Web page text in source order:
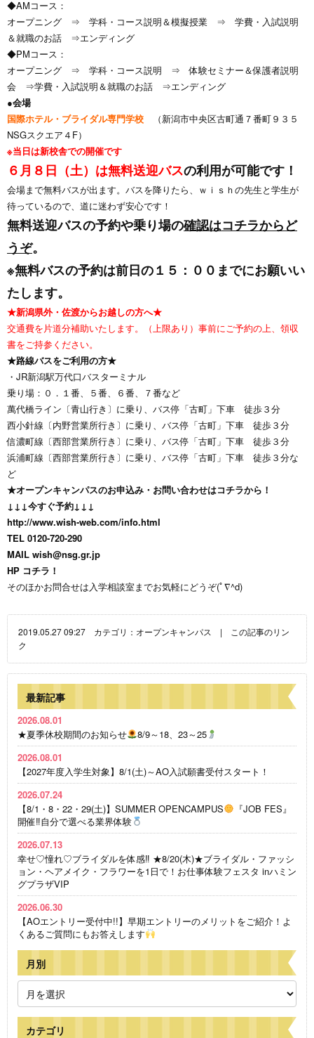
◆AMコース：
オープニング ⇒ 学科・コース説明＆模擬授業 ⇒ 学費・入試説明
＆就職のお話 ⇒エンディング
◆PMコース：
オープニング ⇒ 学科・コース説明 ⇒ 体験セミナー＆保護者説明
会 ⇒学費・入試説明＆就職のお話 ⇒エンディング
●会場
国際ホテル・ブライダル専門学校
（新潟市中央区古町通７番町９３５
NSGスクエア４F）
※当日は新校舎での開催です
６月８日（土）は無料送迎バスの利用が可能です！
会場まで無料バスが出ます。バスを降りたら、ｗｉｓｈの先生と学生が
待っているので、道に迷わず安心です！
無料送迎バスの予約や乗り場の確認はコチラからど
うぞ。
※無料バスの予約は前日の１５：００までにお願いい
たします。
★新潟県外・佐渡からお越しの方へ★
交通費を片道分補助いたします。（上限あり）事前にご予約の上、領収
書をご持参ください。
★路線バスをご利用の方★
・JR新潟駅万代口バスターミナル
乗り場：０．１番、５番、６番、７番など
萬代橋ライン〔青山行き〕に乗り、バス停「古町」下車 徒歩３分
西小針線〔内野営業所行き〕に乗り、バス停「古町」下車 徒歩３分
信濃町線〔西部営業所行き〕に乗り、バス停「古町」下車 徒歩３分
浜浦町線〔西部営業所行き〕に乗り、バス停「古町」下車 徒歩３分な
ど
★オープンキャンパスのお申込み・お問い合わせはコチラから！
↓↓↓今すぐ予約↓↓↓
http://www.wish-web.com/info.html
TEL 0120-720-290
MAIL wish@nsg.gr.jp
HP コチラ！
そのほかお問合せは入学相談室までお気軽にどうぞ(ﾟ∇^d)
2019.05.27 09:27 カテゴリ： オープンキャンパス |
この記事のリン
ク
最新記事
2026.08.01
★夏季休校期間のお知らせ
8/9～18、23～25
2026.08.01
【2027年度入学生対象】8/1(土)～AO入試願書受付スタート！
2026.07.24
【8/1・8・22・29(土)】SUMMER OPENCAMPUS
『JOB FES』
開催‼自分で選べる業界体験
2026.07.13
幸せ♡憧れ♡ブライダルを体感‼ ★8/20(木)★ブライダル・ファッシ
ョン・ヘアメイク・フラワーを1日で！お仕事体験フェスタ inハミン
グプラザVIP
2026.06.30
【AOエントリー受付中!!】早期エントリーのメリットをご紹介！よ
くあるご質問にもお答えします
月別
カテゴリ